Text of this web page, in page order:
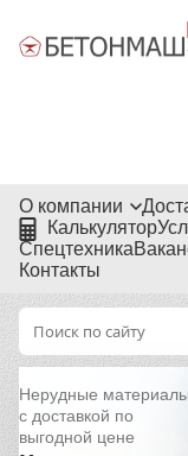
О компании
Калькулятор
Спецтехника
Контакты
Нерудные материалы
с доставкой по
выгодной цене